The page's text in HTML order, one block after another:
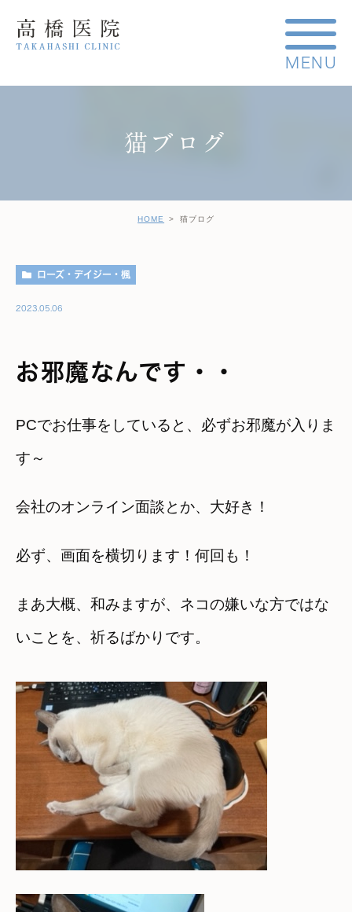
猫ブログ
HOME 猫ブログ
ローズ・デイジー・楓
2023.05.06
お邪魔なんです・・
PCでお仕事をしていると、必ずお邪魔が入りま
す～
会社のオンライン面談とか、大好き！
必ず、画面を横切ります！何回も！
まあ大概、和みますが、ネコの嫌いな方ではな
いことを、祈るばかりです。